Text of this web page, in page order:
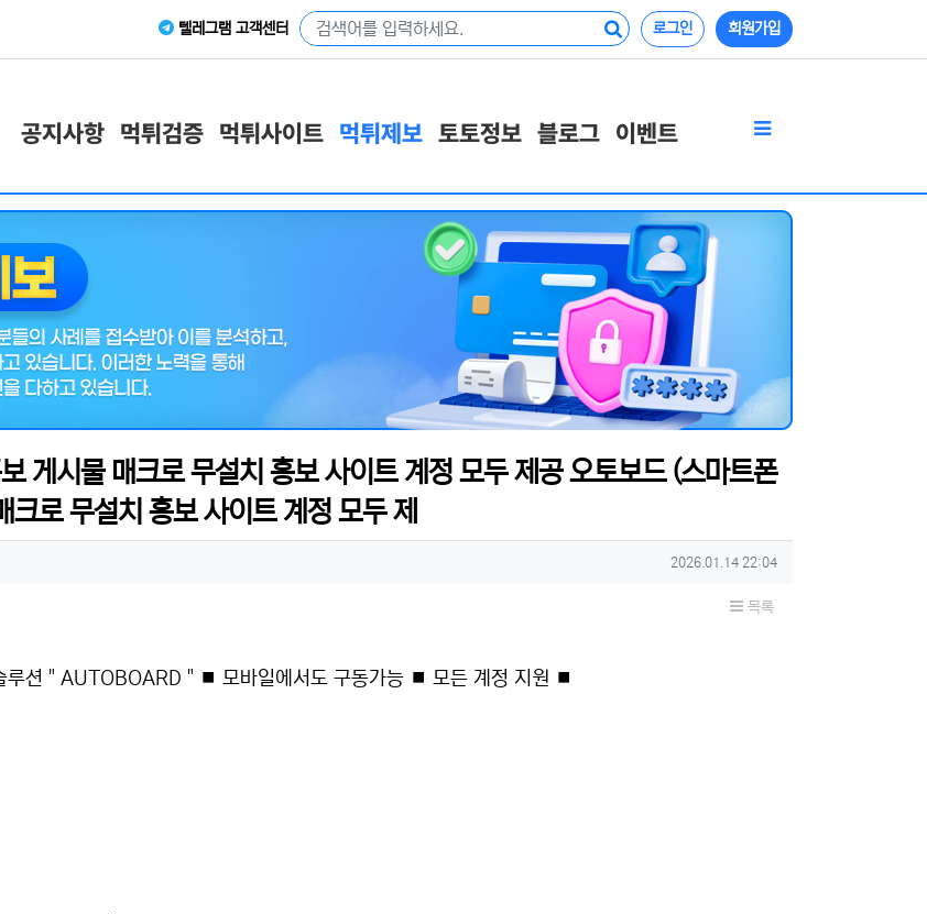
텔레그램 고객센터 로그인 회원가입
공지사항 먹튀검증 먹튀사이트 먹튀제보 토토정보 블로그 이벤트
게시물 매크로 무설치 홍보 사이트 계정 모두 제공 오토보드 (스마트폰
로 무설치 홍보 사이트 계정 모두 제
작성일
2026.01.14 22:04
목록
션 " AUTOBOARD " ⏹ 모바일에서도 구동가능 ⏹ 모든 계정 지원 ⏹